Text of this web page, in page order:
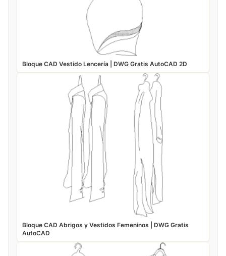
Bloque CAD Vestido Lencería | DWG Gratis AutoCAD 2D
Bloque CAD Abrigos y Vestidos Femeninos | DWG Gratis
AutoCAD